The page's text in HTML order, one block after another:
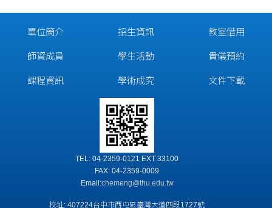
單位簡介
師資成員
課程資訊
招生資訊
學生活動
學術成究
教室借用
貴儀預約
文件下載
TEL: 04-2359-0121 EXT 33100
FAX: 04-2359-0009
Email:chemeng@thu.edu.tw
校址: 407224台中市西屯區臺灣大道四段1727號